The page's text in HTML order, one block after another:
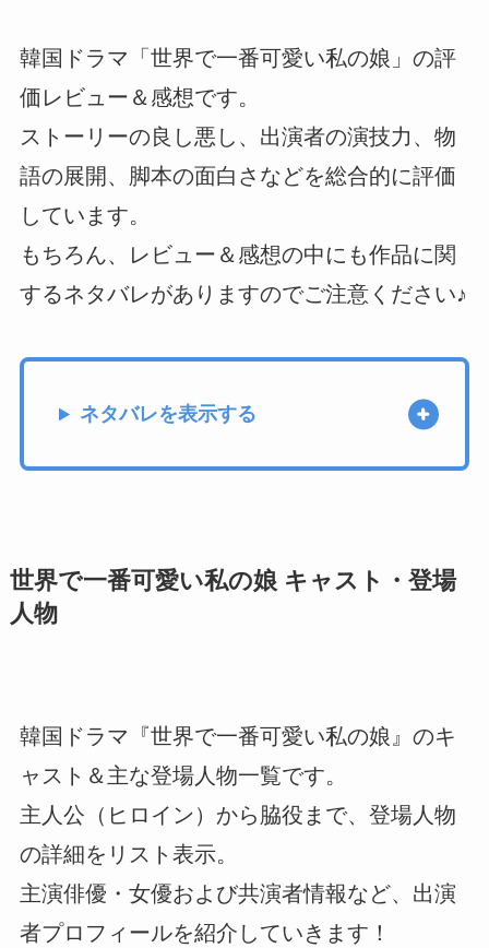
韓国ドラマ「世界で一番可愛い私の娘」の評
価レビュー＆感想です。
ストーリーの良し悪し、出演者の演技力、物
語の展開、脚本の面白さなどを総合的に評価
しています。
もちろん、レビュー＆感想の中にも作品に関
するネタバレがありますのでご注意ください♪
ネタバレを表示する
世界で一番可愛い私の娘 キャスト・登場
人物
韓国ドラマ『世界で一番可愛い私の娘』のキ
ャスト＆主な登場人物一覧です。
主人公（ヒロイン）から脇役まで、登場人物
の詳細をリスト表示。
主演俳優・女優および共演者情報など、出演
者プロフィールを紹介していきます！